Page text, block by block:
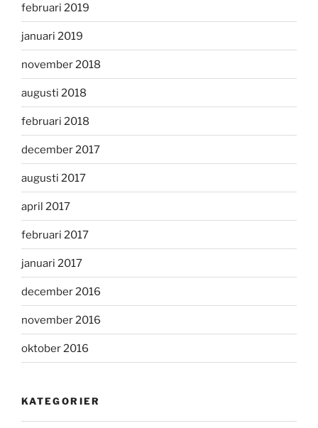
februari 2019
januari 2019
november 2018
augusti 2018
februari 2018
december 2017
augusti 2017
april 2017
februari 2017
januari 2017
december 2016
november 2016
oktober 2016
KATEGORIER